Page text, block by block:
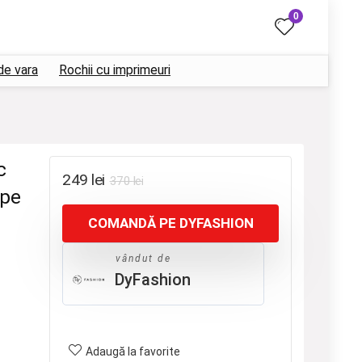
0
vara Rochii cu imprimeuri
370leiPrețul
inițial
a
fost:
370 lei.
249 lei
Prețul
curent
este:
249 lei.
COMANDĂ PE DYFASHION
vândut de
DyFashion
Adaugă la favorite